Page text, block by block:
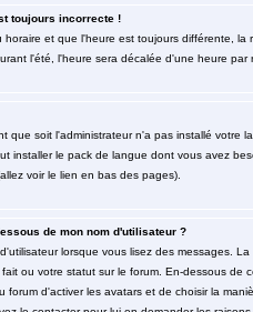
toujours incorrecte !
et que l'heure est toujours différente,
l'été, l'heure sera décalée d'une heure par
que soit l'administrateur n'a pas installé
installer le pack de langue dont vous avez
voir le lien en bas des pages).
de mon nom d'utilisateur ?
lorsque vous lisez des messages.
ou votre statut sur le forum. En-dessous
forum d'activer les avatars et de choisir la